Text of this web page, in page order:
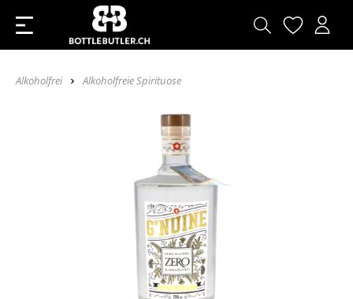
Alkoholfrei Alkoholfreie Spirituose